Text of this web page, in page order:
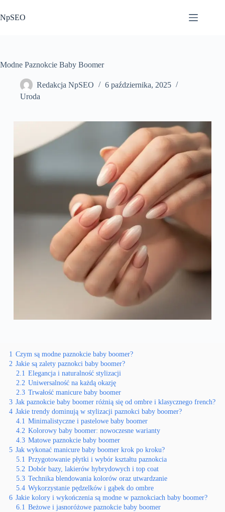
do
treści
NpSEO
Modne Paznokcie Baby Boomer
Redakcja NpSEO
6 października, 2025
Uroda
1 Czym są modne paznokcie baby boomer?
2 Jakie są zalety paznokci baby boomer?
2.1 Elegancja i naturalność stylizacji
2.2 Uniwersalność na każdą okazję
2.3 Trwałość manicure baby boomer
3 Jak paznokcie baby boomer różnią się od ombre i klasycznego french?
4 Jakie trendy dominują w stylizacji paznokci baby boomer?
4.1 Minimalistyczne i pastelowe baby boomer
4.2 Kolorowy baby boomer: nowoczesne warianty
4.3 Matowe paznokcie baby boomer
5 Jak wykonać manicure baby boomer krok po kroku?
5.1 Przygotowanie płytki i wybór kształtu paznokcia
5.2 Dobór bazy, lakierów hybrydowych i top coat
5.3 Technika blendowania kolorów oraz utwardzanie
5.4 Wykorzystanie pędzelków i gąbek do ombre
6 Jakie kolory i wykończenia są modne w paznokciach baby boomer?
6.1 Beżowe i jasnoróżowe paznokcie baby boomer